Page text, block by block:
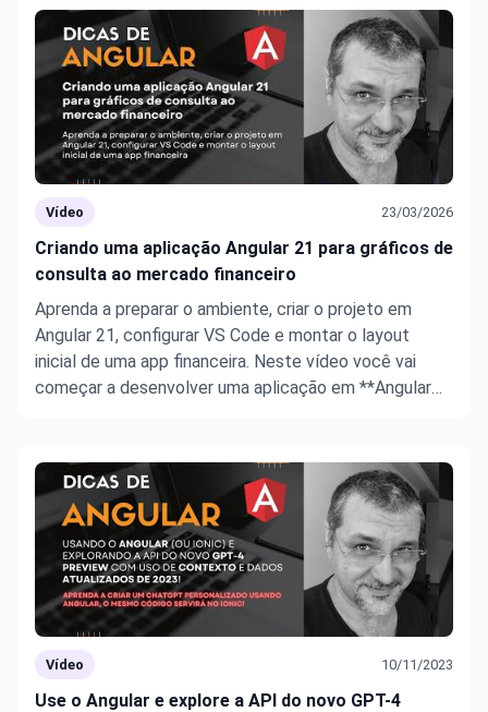
parte é transformar a ...
Vídeo 23/03/2026
Criando uma aplicação Angular 21 para gráficos de
consulta ao mercado financeiro
Aprenda a preparar o ambiente, criar o projeto em
Angular 21, configurar VS Code e montar o layout
inicial de uma app financeira. Neste vídeo você vai
começar a desenvolver uma aplicação em **Angular
organização do projeto e preparaç ...
Vídeo 10/11/2023
Use o Angular e explore a API do novo GPT-4